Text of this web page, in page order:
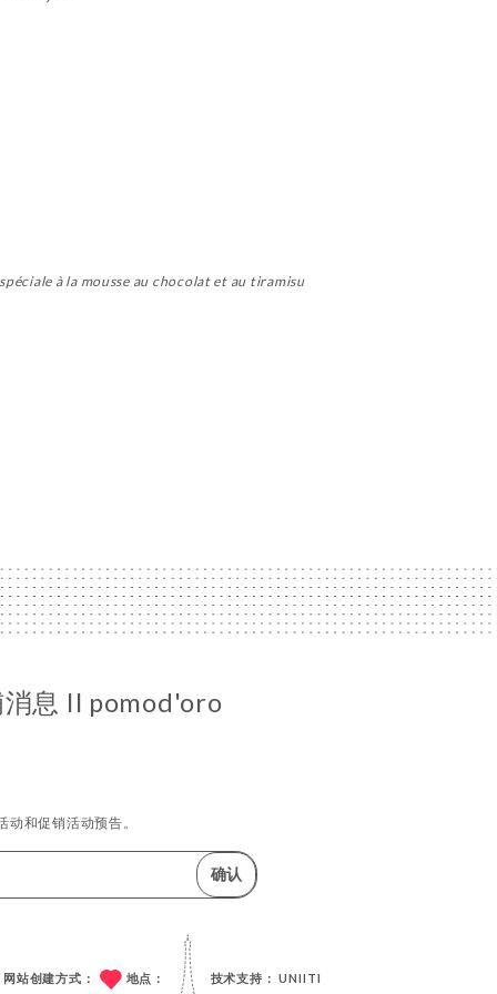
à la mousse au chocolat et au tiramisu
息 Il pomod'oro
和促销活动预告。
确认
网站创建方式： 地点： 技术支持：UNIITI